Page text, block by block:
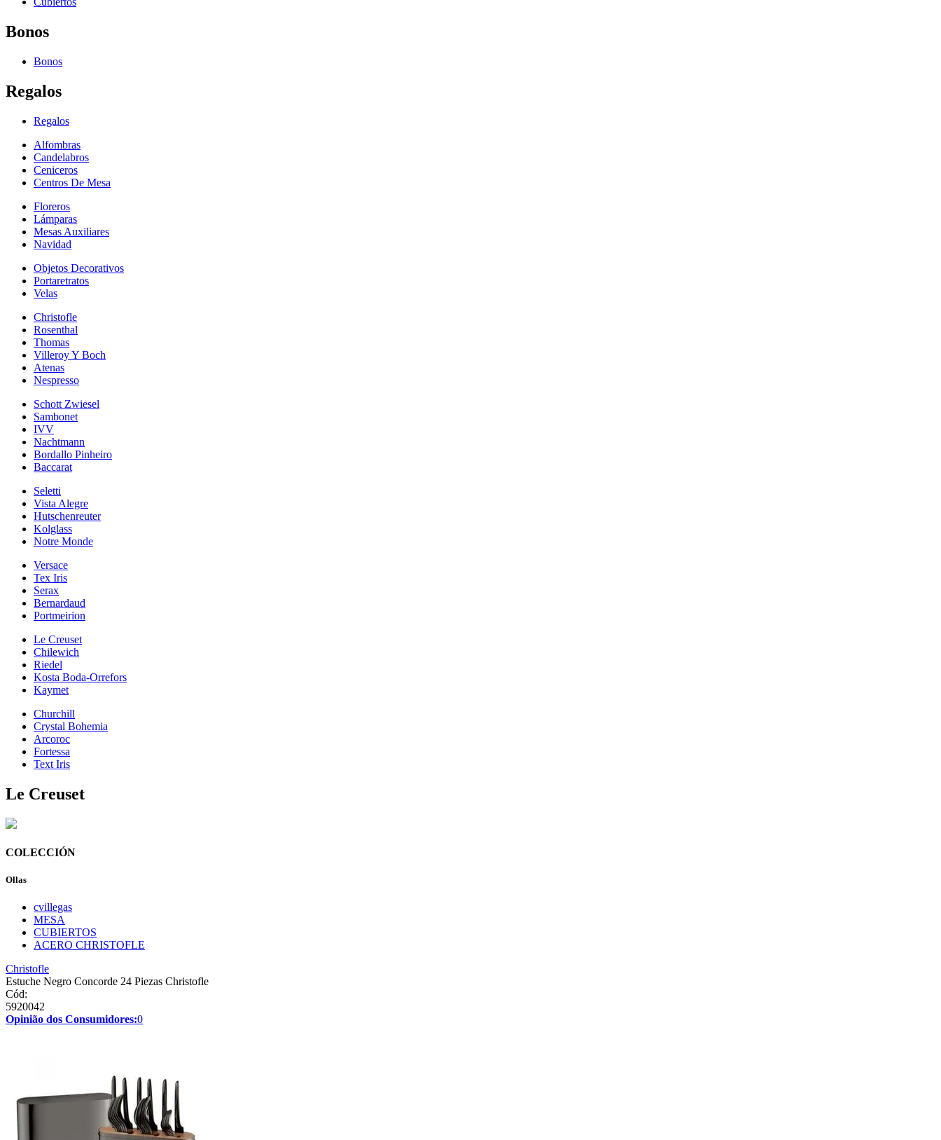
Bonos
Bonos
Regalos
Regalos
Alfombras
Candelabros
Ceniceros
Centros De Mesa
Floreros
Lámparas
Mesas Auxiliares
Navidad
Objetos Decorativos
Portaretratos
Velas
Christofle
Rosenthal
Thomas
Villeroy Y Boch
Atenas
Nespresso
Schott Zwiesel
Sambonet
IVV
Nachtmann
Bordallo Pinheiro
Baccarat
Seletti
Vista Alegre
Hutschenreuter
Kolglass
Notre Monde
Versace
Tex Iris
Serax
Bernardaud
Portmeirion
Le Creuset
Chilewich
Riedel
Kosta Boda-Orrefors
Kaymet
Churchill
Crystal Bohemia
Arcoroc
Fortessa
Text Iris
Le Creuset
COLECCIÓN
Ollas
cvillegas
MESA
CUBIERTOS
ACERO CHRISTOFLE
Christofle
Estuche Negro Concorde 24 Piezas Christofle
Cód:
5920042
Opinião dos Consumidores:0